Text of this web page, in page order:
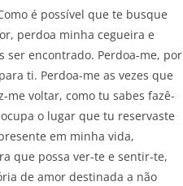
é possível que te busque
perdoa minha cegueira e
ser encontrado. Perdoa-me, por
ti. Perdoa-me as vezes que
me voltar, como tu sabes fazê-
o lugar que tu reservaste
em minha vida,
que possa ver-te e sentir-te,
de amor destinada a não